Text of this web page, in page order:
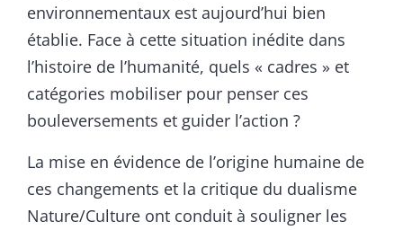
environnementaux est aujourd’hui bien
établie. Face à cette situation inédite dans
l’histoire de l’humanité, quels « cadres » et
catégories mobiliser pour penser ces
bouleversements et guider l’action ?
La mise en évidence de l’origine humaine de
ces changements et la critique du dualisme
Nature/Culture ont conduit à souligner les